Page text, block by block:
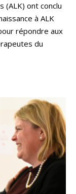
(ALK) ont conclu
à ALK
répondre aux
du